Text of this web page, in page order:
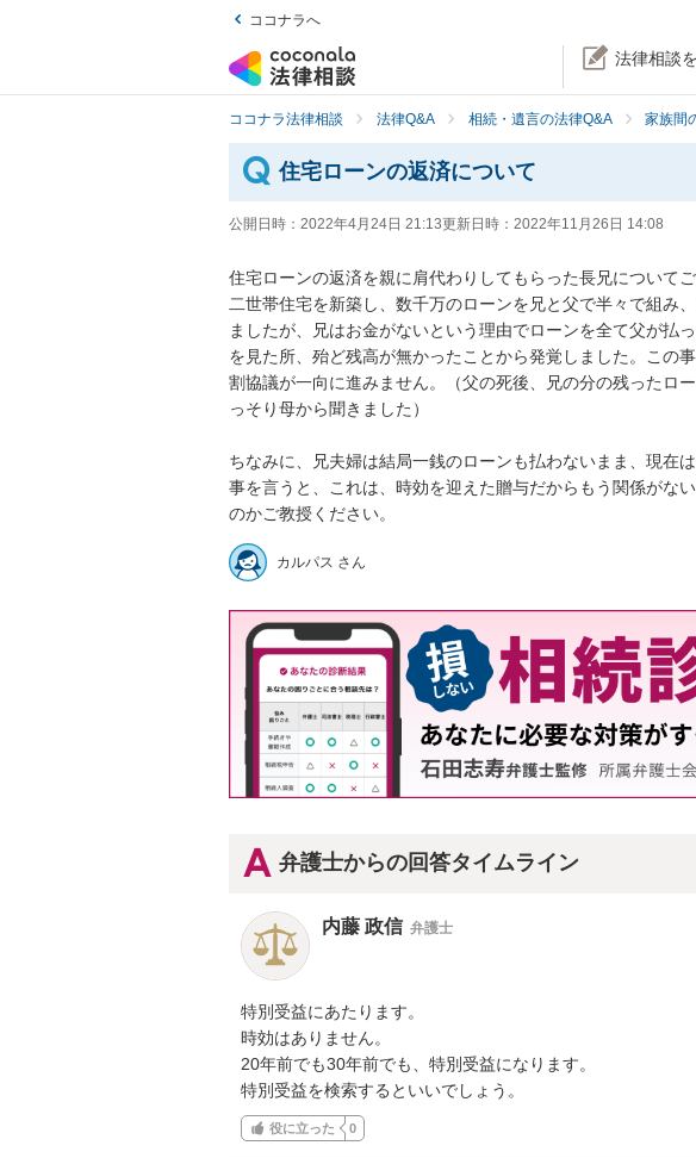
ココナラへ
法律相談
ココナラ法律相談 法律Q&A 相続・遺言の法律Q&A 家族間
住宅ローンの返済について
公開日時： 2022年4月24日 21:13更新日時： 2022年11月26日 14:08
住宅ローンの返済を親に肩代わりしてもらった長兄について
二世帯住宅を新築し、数千万のローンを兄と父で半々で組み
ましたが、兄はお金がないという理由でローンを全て父が払
を見た所、殆ど残高が無かったことから発覚しました。この
割協議が一向に進みません。（父の死後、兄の分の残ったロ
っそり母から聞きました）
ちなみに、兄夫婦は結局一銭のローンも払わないまま、現在
事を言うと、これは、時効を迎えた贈与だからもう関係がな
のかご教授ください。
カルパス さん
弁護士からの回答タイムライン
内藤 政信 弁護士
特別受益にあたります。
時効はありません。
20年前でも30年前でも、特別受益になります。
特別受益を検索するといいでしょう。
役に立った 0